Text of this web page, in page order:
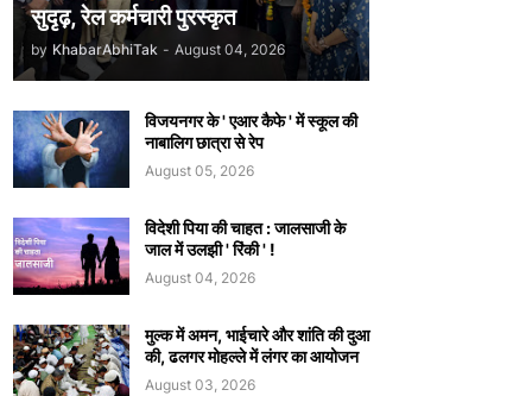
सुदृढ़, रेल कर्मचारी पुरस्कृत
by KhabarAbhiTak - August 04, 2026
विजयनगर के ' एआर कैफे ' में स्कूल की
नाबालिग छात्रा से रेप
August 05, 2026
विदेशी पिया की चाहत : जालसाजी के
जाल में उलझी ' रिंकी ' !
August 04, 2026
मुल्क में अमन, भाईचारे और शांति की दुआ
की, ढलगर मोहल्ले में लंगर का आयोजन
August 03, 2026